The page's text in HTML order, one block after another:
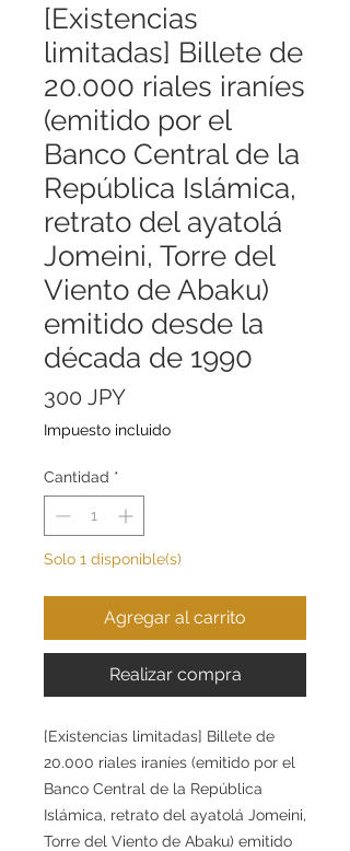
[Existencias
limitadas] Billete de
20.000 riales iraníes
(emitido por el
Banco Central de la
República Islámica,
retrato del ayatolá
Jomeini, Torre del
Viento de Abaku)
emitido desde la
década de 1990
300 JPYPrecio
Impuesto incluido
Cantidad *
Solo 1 disponible(s)
Agregar al carrito
Realizar compra
[Existencias limitadas] Billete de
20.000 riales iraníes (emitido por el
Banco Central de la República
Islámica, retrato del ayatolá Jomeini,
Torre del Viento de Abaku) emitido